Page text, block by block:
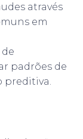
através
em
padrões de
preditiva.